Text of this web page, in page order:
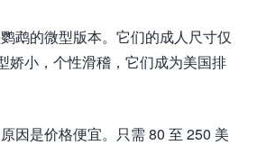
鹉的微型版本。它们的成人尺寸仅
娇小，个性滑稽，它们成为美国排
因是价格便宜。只需 80 至 250 美